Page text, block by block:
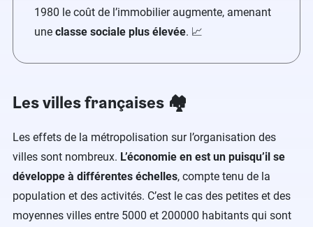
1980 le coût de l’immobilier augmente, amenant
une classe sociale plus élevée. 📈
Les villes françaises 🏘
Les effets de la métropolisation sur l’organisation des
villes sont nombreux. L’économie en est un puisqu’il se
développe à différentes échelles, compte tenu de la
population et des activités. C’est le cas des petites et des
moyennes villes entre 5000 et 200000 habitants qui sont